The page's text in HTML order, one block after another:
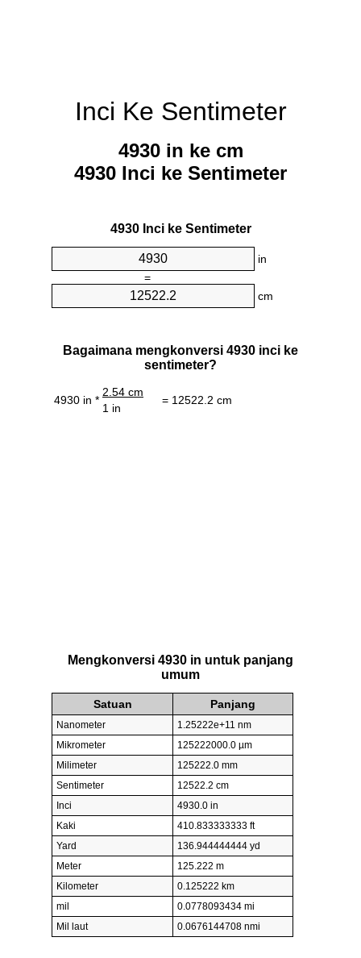
Inci Ke Sentimeter
4930 in ke cm
4930 Inci ke Sentimeter
4930 Inci ke Sentimeter
in
=
cm
Bagaimana mengkonversi 4930 inci ke
sentimeter?
4930 in *
2.54 cm
= 12522.2 cm
1 in
Mengkonversi 4930 in untuk panjang
umum
Satuan Panjang
Nanometer
1.25222e+11 nm
Mikrometer
125222000.0 µm
Milimeter
125222.0 mm
Sentimeter
12522.2 cm
Inci
4930.0 in
Kaki
410.833333333 ft
Yard
136.944444444 yd
Meter
125.222 m
Kilometer
0.125222 km
mil
0.0778093434 mi
Mil laut
0.0676144708 nmi